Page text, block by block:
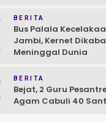
Mentawai
BERITA
Bus Palala
Jambi, Kernet
Meninggal Dunia
BERITA
Bejat, 2 Guru
Agam Cabuli 40